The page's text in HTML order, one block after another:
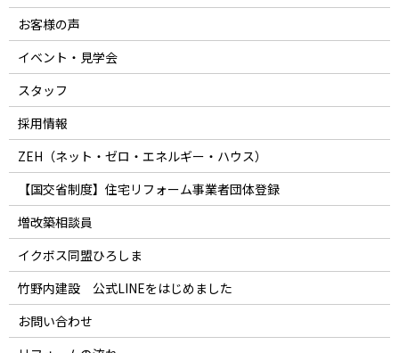
お客様の声
イベント・見学会
スタッフ
採用情報
ZEH（ネット・ゼロ・エネルギー・ハウス）
【国交省制度】住宅リフォーム事業者団体登録
増改築相談員
イクボス同盟ひろしま
竹野内建設 公式LINEをはじめました
お問い合わせ